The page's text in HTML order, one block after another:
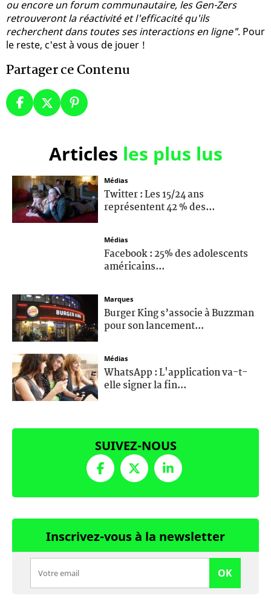
ou encore un forum communautaire, les Gen-Zers
retrouveront la réactivité et l'efficacité qu'ils
recherchent dans toutes ses interactions en ligne". Pour
le reste, c'est à vous de jouer !
Partager ce Contenu
Articles les plus lus
Médias
Twitter : Les 15/24 ans
représentent 42 % des...
Médias
Facebook : 25% des adolescents
américains...
Marques
Burger King s’associe à Buzzman
pour son lancement...
Médias
WhatsApp : L'application va-t-
elle signer la fin...
SUIVEZ-NOUS
Inscrivez-vous à la newsletter
OK